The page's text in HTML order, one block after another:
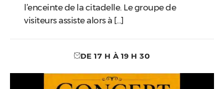
l’enceinte de la citadelle. Le groupe de
visiteurs assiste alors à […]
DE 17 H À 19 H 30